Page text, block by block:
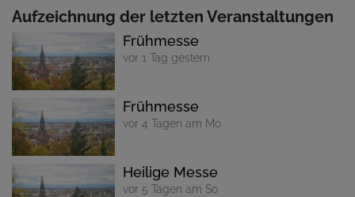
Aufzeichnung der letzten Veranstaltungen
Frühmesse
vor 1 Tag gestern
Frühmesse
vor 4 Tagen am Mo
Heilige Messe
vor 5 Tagen am So